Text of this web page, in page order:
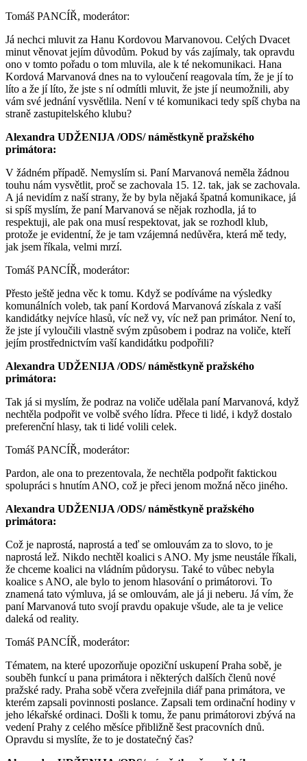
Tomáš PANCÍŘ, moderátor:
Já nechci mluvit za Hanu Kordovou Marvanovou. Celých Dvacet
minut věnovat jejím důvodům. Pokud by vás zajímaly, tak opravdu
ono v tomto pořadu o tom mluvila, ale k té nekomunikaci. Hana
Kordová Marvanová dnes na to vyloučení reagovala tím, že je jí to
líto a že jí líto, že jste s ní odmítli mluvit, že jste jí neumožnili, aby
vám své jednání vysvětlila. Není v té komunikaci tedy spíš chyba na
straně zastupitelského klubu?
Alexandra UDŽENIJA /ODS/ náměstkyně pražského
primátora:
V žádném případě. Nemyslím si. Paní Marvanová neměla žádnou
touhu nám vysvětlit, proč se zachovala 15. 12. tak, jak se zachovala.
A já nevidím z naší strany, že by byla nějaká špatná komunikace, já
si spíš myslím, že paní Marvanová se nějak rozhodla, já to
respektuji, ale pak ona musí respektovat, jak se rozhodl klub,
protože je evidentní, že je tam vzájemná nedůvěra, která mě tedy,
jak jsem říkala, velmi mrzí.
Tomáš PANCÍŘ, moderátor:
Přesto ještě jedna věc k tomu. Když se podíváme na výsledky
komunálních voleb, tak paní Kordová Marvanová získala z vaší
kandidátky nejvíce hlasů, víc než vy, víc než pan primátor. Není to,
že jste jí vyloučili vlastně svým způsobem i podraz na voliče, kteří
jejím prostřednictvím vaší kandidátku podpořili?
Alexandra UDŽENIJA /ODS/ náměstkyně pražského
primátora:
Tak já si myslím, že podraz na voliče udělala paní Marvanová, když
nechtěla podpořit ve volbě svého lídra. Přece ti lidé, i když dostalo
preferenční hlasy, tak ti lidé volili celek.
Tomáš PANCÍŘ, moderátor:
Pardon, ale ona to prezentovala, že nechtěla podpořit faktickou
spolupráci s hnutím ANO, což je přeci jenom možná něco jiného.
Alexandra UDŽENIJA /ODS/ náměstkyně pražského
primátora:
Což je naprostá, naprostá a teď se omlouvám za to slovo, to je
naprostá lež. Nikdo nechtěl koalici s ANO. My jsme neustále říkali,
že chceme koalici na vládním půdorysu. Také to vůbec nebyla
koalice s ANO, ale bylo to jenom hlasování o primátorovi. To
znamená tato výmluva, já se omlouvám, ale já ji neberu. Já vím, že
paní Marvanová tuto svojí pravdu opakuje všude, ale ta je velice
daleká od reality.
Tomáš PANCÍŘ, moderátor:
Tématem, na které upozorňuje opoziční uskupení Praha sobě, je
souběh funkcí u pana primátora i některých dalších členů nové
pražské rady. Praha sobě včera zveřejnila diář pana primátora, ve
kterém zapsali povinnosti poslance. Zapsali tem ordinační hodiny v
jeho lékařské ordinaci. Došli k tomu, že panu primátorovi zbývá na
vedení Prahy z celého měsíce přibližně šest pracovních dnů.
Opravdu si myslíte, že to je dostatečný čas?